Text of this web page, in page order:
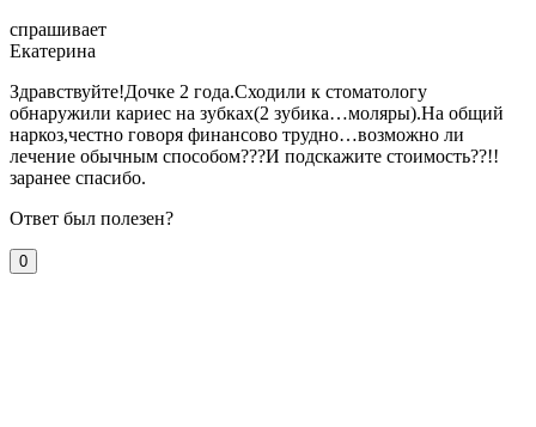
спрашивает
Екатерина
Здравствуйте!Дочке 2 года.Сходили к стоматологу
обнаружили кариес на зубках(2 зубика…моляры).На общий
наркоз,честно говоря финансово трудно…возможно ли
лечение обычным способом???И подскажите стоимость??!!
заранее спасибо.
Ответ был полезен?
0